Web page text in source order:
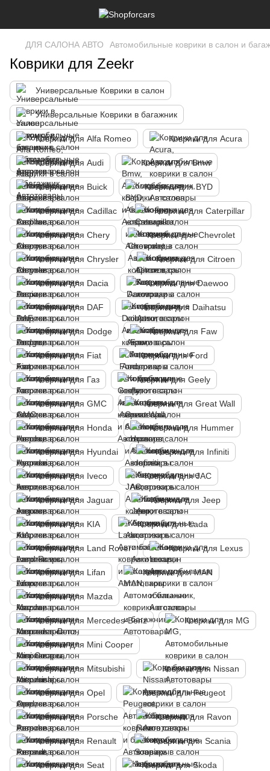
ДЛЯ САЛОНА АВТО Автомобильные коврики в салон и
Коврики для Zeekr
Универсальные Коврики в салон
Универсальные Коврики в багажник
Коврики для Alfa Romeo Коврики для Acura
Коврики для Audi Коврики для Bmw
Коврики для Buick Коврики для BYD
Коврики для Cadillac Коврики для Caterpillar
Коврики для Chery Коврики для Chevrolet
Коврики для Chrysler Коврики для Citroen
Коврики для Dacia Коврики для Daewoo
Коврики для DAF Коврики для Daihatsu
Коврики для Dodge Коврики для Faw
Коврики для Fiat Коврики для Ford
Коврики для Газ Коврики для Geely
Коврики для GMC Коврики для Great Wall
Коврики для Honda Коврики для Hummer
Коврики для Hyundai Коврики для Infiniti
Коврики для Iveco Коврики для JAC
Коврики для Jaguar Коврики для Jeep
Коврики для KIA Коврики для Lada
Коврики для Land Rover Коврики для Lexus
Коврики для Lifan Коврики для MAN
Коврики для Mazda
Коврики для Mercedes-Benz Коврики для MG
Коврики для Mini Cooper
Коврики для Mitsubishi Коврики для Nissan
Коврики для Opel Коврики для Peugeot
Коврики для Porsche Коврики для Ravon
Коврики для Renault Коврики для Scania
Коврики для Seat Коврики для Skoda